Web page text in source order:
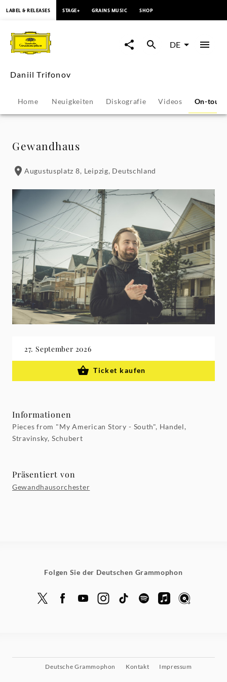
Trifonov
Konzerte
&
Veranstaltungen
Deutsche
Grammophon
LABEL & RELEASES STAGE+ GRAINS MUSIC SHOP
DE
Daniil Trifonov
Home Neuigkeiten Diskografie Videos On-tour
Gewandhaus
Augustusplatz 8, Leipzig, Deutschland
27. September 2026
Ticket kaufen
Informationen
Pieces from "My American Story - South", Handel,
Stravinsky, Schubert
Präsentiert von
Gewandhausorchester
Folgen Sie der Deutschen Grammophon
Deutsche Grammophon Kontakt Impressum